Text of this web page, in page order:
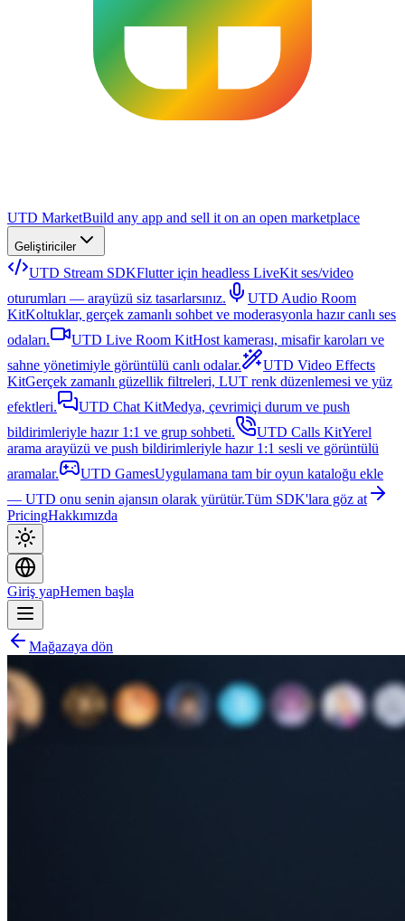
UTD MarketBuild any app and sell it on an open marketplace
Geliştiriciler
UTD Stream SDKFlutter için headless LiveKit ses/video
oturumları — arayüzü siz tasarlarsınız.
UTD Audio Room
KitKoltuklar, gerçek zamanlı sohbet ve moderasyonla hazır canlı ses
odaları.
UTD Live Room KitHost kamerası, misafir karoları ve
sahne yönetimiyle görüntülü canlı odalar.
UTD Video Effects
KitGerçek zamanlı güzellik filtreleri, LUT renk düzenlemesi ve yüz
efektleri.
UTD Chat KitMedya, çevrimiçi durum ve push
bildirimleriyle hazır 1:1 ve grup sohbeti.
UTD Calls KitYerel
arama arayüzü ve push bildirimleriyle hazır 1:1 sesli ve görüntülü
aramalar.
UTD GamesUygulamana tam bir oyun kataloğu ekle
— UTD onu senin ajansın olarak yürütür.Tüm SDK'lara göz at
PricingHakkımızda
Giriş yapHemen başla
Mağazaya dön